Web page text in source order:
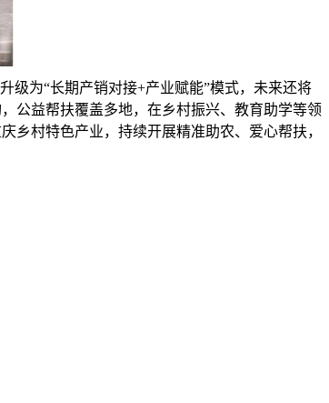
级为“长期产销对接+产业赋能”模式，未来还将
公益帮扶覆盖多地，在乡村振兴、教育助学等领
乡村特色产业，持续开展精准助农、爱心帮扶，